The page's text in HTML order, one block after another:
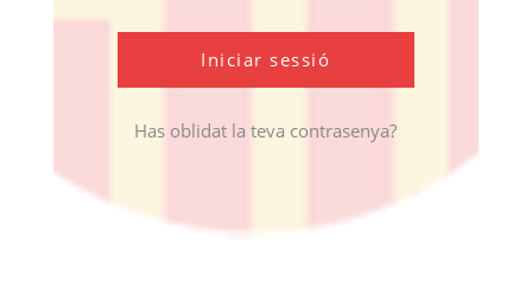
Has oblidat la teva contrasenya?